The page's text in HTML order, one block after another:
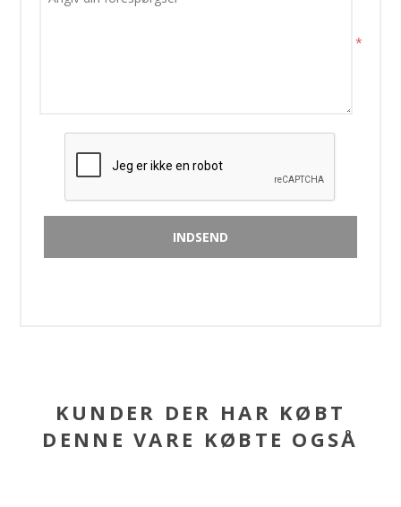
*
KUNDER DER HAR KØBT
DENNE VARE KØBTE OGSÅ